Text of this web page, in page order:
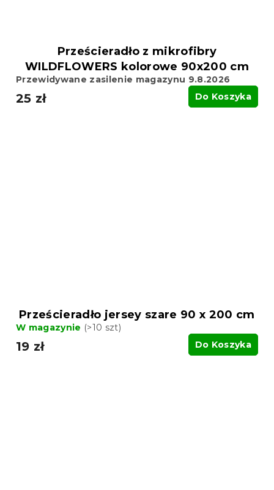
Prześcieradło z mikrofibry
WILDFLOWERS kolorowe 90x200 cm
Przewidywane zasilenie magazynu 9.8.2026
25 zł Do Koszyka
Prześcieradło jersey szare 90 x 200 cm
W magazynie (>10 szt)
19 zł Do Koszyka